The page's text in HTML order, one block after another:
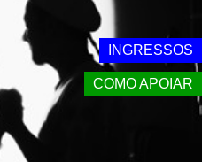
INGRESSOS
COMO APOIAR